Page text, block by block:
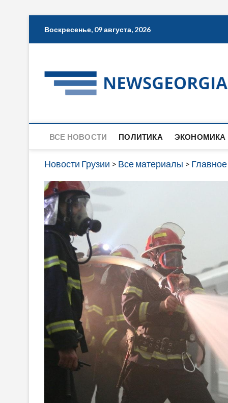
Воскресенье, 09 августа, 2026
ВСЕ НОВОСТИ ПОЛИТИКА ЭКОНОМИКА
Новости Грузии > Все материалы > Главное